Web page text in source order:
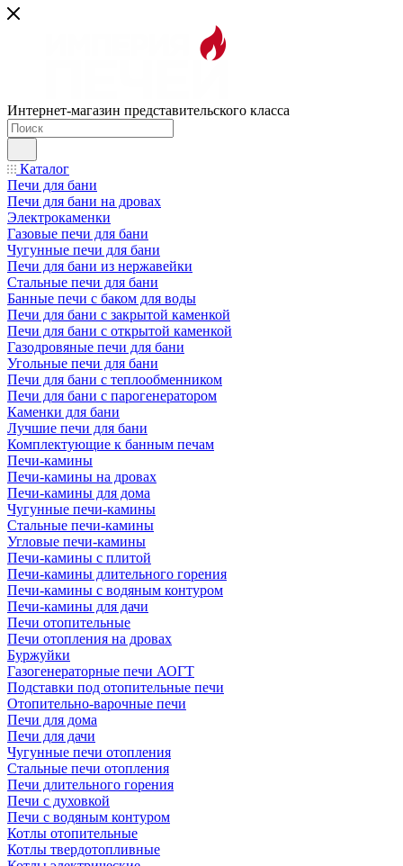
Интернет-магазин представительского класса
Каталог
Печи для бани
Печи для бани на дровах
Электрокаменки
Газовые печи для бани
Чугунные печи для бани
Печи для бани из нержавейки
Стальные печи для бани
Банные печи с баком для воды
Печи для бани с закрытой каменкой
Печи для бани с открытой каменкой
Газодровяные печи для бани
Угольные печи для бани
Печи для бани с теплообменником
Печи для бани с парогенератором
Каменки для бани
Лучшие печи для бани
Комплектующие к банным печам
Печи-камины
Печи-камины на дровах
Печи-камины для дома
Чугунные печи-камины
Стальные печи-камины
Угловые печи-камины
Печи-камины с плитой
Печи-камины длительного горения
Печи-камины с водяным контуром
Печи-камины для дачи
Печи отопительные
Печи отопления на дровах
Буржуйки
Газогенераторные печи АОГТ
Подставки под отопительные печи
Отопительно-варочные печи
Печи для дома
Печи для дачи
Чугунные печи отопления
Стальные печи отопления
Печи длительного горения
Печи с духовкой
Печи с водяным контуром
Котлы отопительные
Котлы твердотопливные